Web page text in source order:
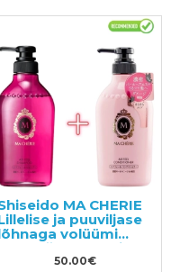
MA CHERIE
ja puuviljase
volüümi
andev šampoon ja
konditsioneer 450ml
50.00€